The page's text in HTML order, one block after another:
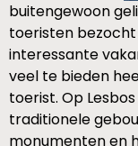
buitengewoon
toeristen bezocht
interessante
veel te bieden
toerist. Op
traditionele
monumenten en